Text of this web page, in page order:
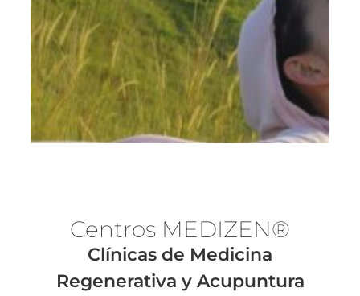
Centros MEDIZEN®
Clínicas de Medicina
Regenerativa y Acupuntura